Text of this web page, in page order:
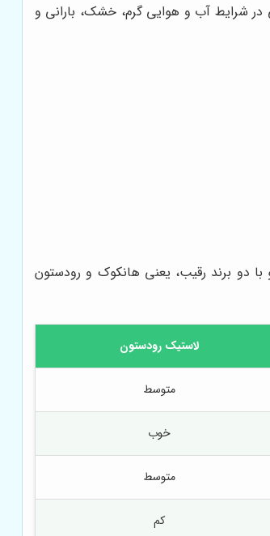
در شرایط آب و هوایی گرم، خشک، بارانی و
با دو برند رقیب، یعنی هانکوک و رودستون
لاستیک رودستون
متوسط
خوب
متوسط
کم